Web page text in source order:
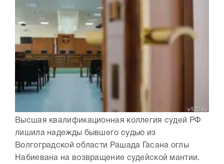
Высшая квалификационная коллегия судей РФ
лишила надежды бывшего судью из
Волгоградской области Рашада Гасана оглы
Набиевана на возвращение судейской мантии.